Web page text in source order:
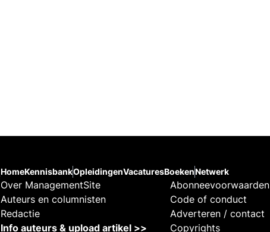
HomeKennisbankOpleidingenVacaturesBoekenNetwerk
Over ManagementSite
Auteurs en columnisten
Redactie
Info auteurs & upload artikel >>
Abonneevoorwaarden
Code of conduct
Adverteren / contact
Copyrights